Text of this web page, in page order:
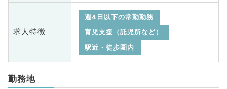
求人特徴
週4日以下の常勤勤務
育児支援（託児所など）
駅近・徒歩圏内
勤務地